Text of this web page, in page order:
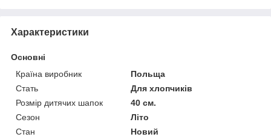
Характеристики
Основні
Країна виробник
Польща
Стать
Для хлопчиків
Розмір дитячих шапок
40 см.
Сезон
Літо
Стан
Новий